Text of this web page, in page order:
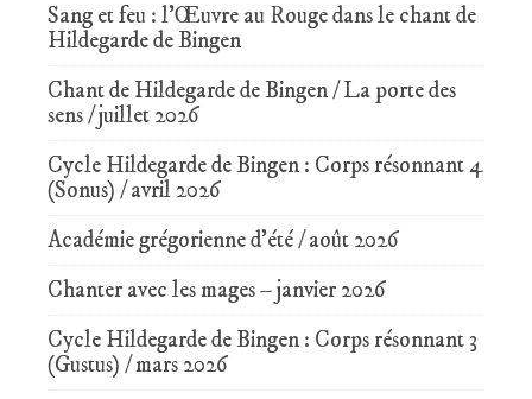
Sang et feu : l’Œuvre au Rouge dans le chant de
Hildegarde de Bingen
Chant de Hildegarde de Bingen / La porte des
sens / juillet 2026
Cycle Hildegarde de Bingen : Corps résonnant 4
(Sonus) / avril 2026
Académie grégorienne d’été / août 2026
Chanter avec les mages – janvier 2026
Cycle Hildegarde de Bingen : Corps résonnant 3
(Gustus) / mars 2026